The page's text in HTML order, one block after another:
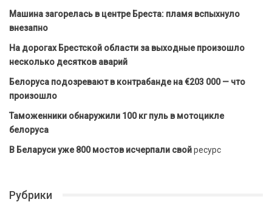
Машина загорелась в центре Бреста: пламя вспыхнуло
внезапно
На дорогах Брестской области за выходные произошло
несколько десятков аварий
Белоруса подозревают в контрабанде на €203 000 — что
произошло
Таможенники обнаружили 100 кг пуль в мотоцикле
белоруса
В Беларуси уже 800 мостов исчерпали свойресурс
Рубрики